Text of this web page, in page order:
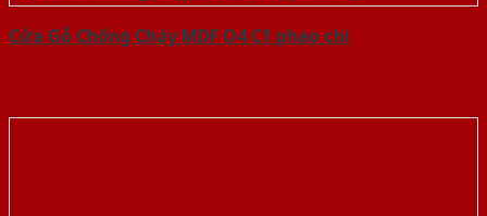
Cửa Gỗ Chống Cháy MDF O4 C1 phao chi